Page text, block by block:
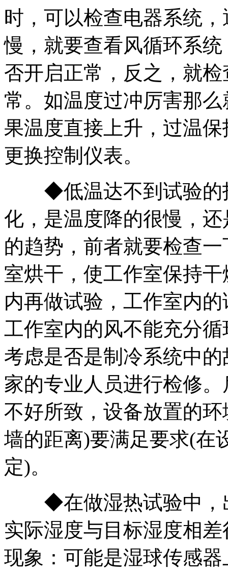
时，可以检查电器系统
慢，就要查看风循环系
否开启正常，反之，就
常。如温度过冲厉害那
果温度直接上升，过温
更换控制仪表。
◆低温达不到试验的
化，是温度降的很慢，
的趋势，前者就要检查
室烘干，使工作室保持
内再做试验，工作室内
工作室内的风不能充分
考虑是否是制冷系统中
家的专业人员进行检修
不好所致，设备放置的
墙的距离)要满足要求(在
定)。
◆在做湿热试验中，
实际湿度与目标湿度相
现象：可能是湿球传感